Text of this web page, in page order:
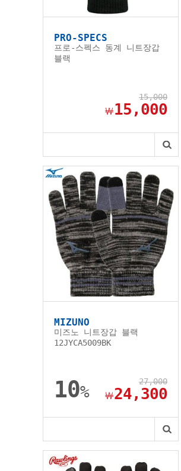
PRO-SPECS
프로-스펙스 동계 니트장갑
블랙
15,000
￦15,000
MIZUNO
미즈노 니트장갑 블랙
12JYCA5009BK
10%
27,000
￦24,300